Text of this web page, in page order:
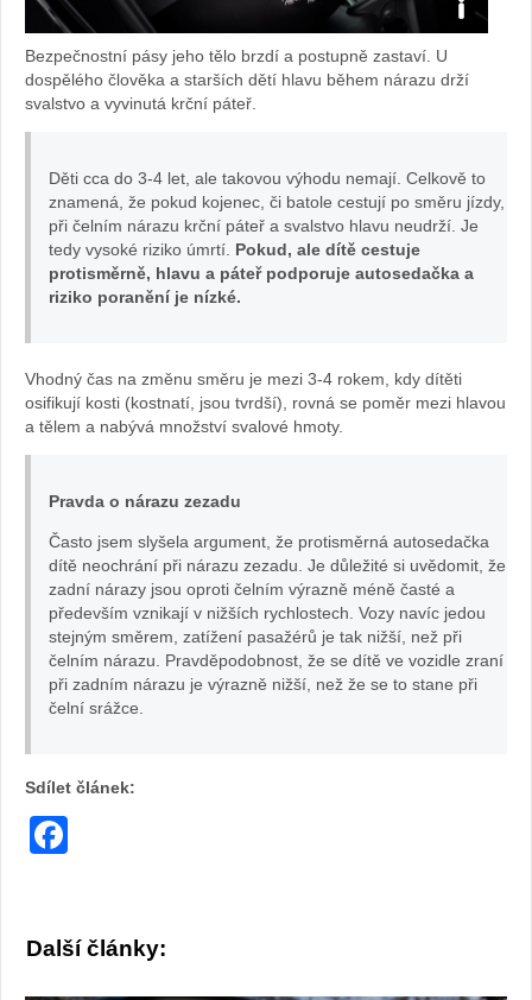
Zdroj:
fotoarchiv
Cosi
Bezpečnostní pásy jeho tělo brzdí a postupně zastaví. U
dospělého člověka a starších dětí hlavu během nárazu drží
svalstvo a vyvinutá krční páteř.
Děti cca do 3-4 let, ale takovou výhodu nemají. Celkově to
znamená, že pokud kojenec, či batole cestují po směru jízdy,
při čelním nárazu krční páteř a svalstvo hlavu neudrží. Je
tedy vysoké riziko úmrtí. Pokud, ale dítě cestuje
protisměrně, hlavu a páteř podporuje autosedačka a
riziko poranění je nízké.
Vhodný čas na změnu směru je mezi 3-4 rokem, kdy dítěti
osifikují kosti (kostnatí, jsou tvrdší), rovná se poměr mezi hlavou
a tělem a nabývá množství svalové hmoty.
Pravda o nárazu zezadu
Často jsem slyšela argument, že protisměrná autosedačka
dítě neochrání při nárazu zezadu. Je důležité si uvědomit, že
zadní nárazy jsou oproti čelním výrazně méně časté a
především vznikají v nižších rychlostech. Vozy navíc jedou
stejným směrem, zatížení pasažérů je tak nižší, než při
čelním nárazu. Pravděpodobnost, že se dítě ve vozidle zraní
při zadním nárazu je výrazně nižší, než že se to stane při
čelní srážce.
Sdílet článek:
Další články: